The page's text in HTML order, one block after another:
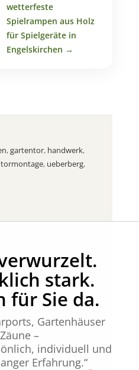
wetterfeste
Spielrampen aus Holz
für Spielgeräte in
Engelskirchen →
,gartentor, handwerk,
tormontage, ueberberg,
stark.
für Sie da.
Gartenhäuser
–
individuell und
Erfahrung.“